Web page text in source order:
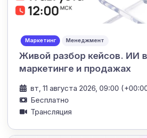
Маркетинг Менеджмент
Живой разбор кейсов. ИИ в
маркетинге и продажах
вт, 11 августа 2026, 09:00
Бесплатно
Трансляция